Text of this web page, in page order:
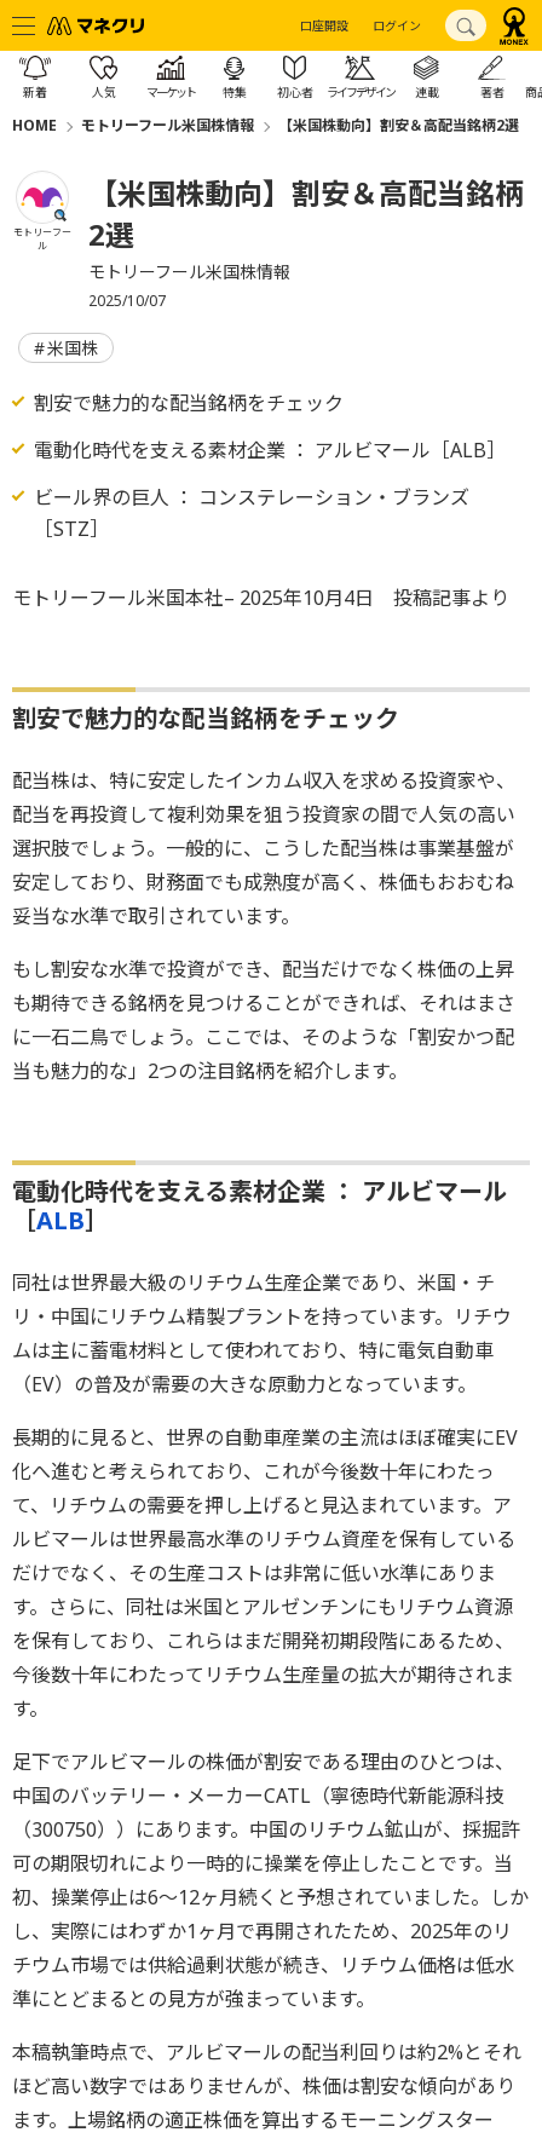
口座開設 ログイン
新着 人気 マーケット 特集 初心者 ライフデザイン 連載 著者 商
HOME モトリーフール米国株情報 【米国株動向】割安＆高配当銘柄2選
モトリーフー
ル
【米国株動向】割安＆高配当銘柄
2選
モトリーフール米国株情報
2025/10/07
米国株
割安で魅力的な配当銘柄をチェック
電動化時代を支える素材企業 ： アルビマール［ALB］
ビール界の巨人 ： コンステレーション・ブランズ
［STZ］
モトリーフール米国本社– 2025年10月4日 投稿記事より
割安で魅力的な配当銘柄をチェック
配当株は、特に安定したインカム収入を求める投資家や、
配当を再投資して複利効果を狙う投資家の間で人気の高い
選択肢でしょう。一般的に、こうした配当株は事業基盤が
安定しており、財務面でも成熟度が高く、株価もおおむね
妥当な水準で取引されています。
もし割安な水準で投資ができ、配当だけでなく株価の上昇
も期待できる銘柄を見つけることができれば、それはまさ
に一石二鳥でしょう。ここでは、そのような「割安かつ配
当も魅力的な」2つの注目銘柄を紹介します。
電動化時代を支える素材企業 ： アルビマール
［ALB］
同社は世界最大級のリチウム生産企業であり、米国・チ
リ・中国にリチウム精製プラントを持っています。リチウ
ムは主に蓄電材料として使われており、特に電気自動車
（EV）の普及が需要の大きな原動力となっています。
長期的に見ると、世界の自動車産業の主流はほぼ確実にEV
化へ進むと考えられており、これが今後数十年にわたっ
て、リチウムの需要を押し上げると見込まれています。ア
ルビマールは世界最高水準のリチウム資産を保有している
だけでなく、その生産コストは非常に低い水準にありま
す。さらに、同社は米国とアルゼンチンにもリチウム資源
を保有しており、これらはまだ開発初期段階にあるため、
今後数十年にわたってリチウム生産量の拡大が期待されま
す。
足下でアルビマールの株価が割安である理由のひとつは、
中国のバッテリー・メーカーCATL（寧徳時代新能源科技
（300750））にあります。中国のリチウム鉱山が、採掘許
可の期限切れにより一時的に操業を停止したことです。当
初、操業停止は6～12ヶ月続くと予想されていました。しか
し、実際にはわずか1ヶ月で再開されたため、2025年のリ
チウム市場では供給過剰状態が続き、リチウム価格は低水
準にとどまるとの見方が強まっています。
本稿執筆時点で、アルビマールの配当利回りは約2%とそれ
ほど高い数字ではありませんが、株価は割安な傾向があり
ます。上場銘柄の適正株価を算出するモーニングスター